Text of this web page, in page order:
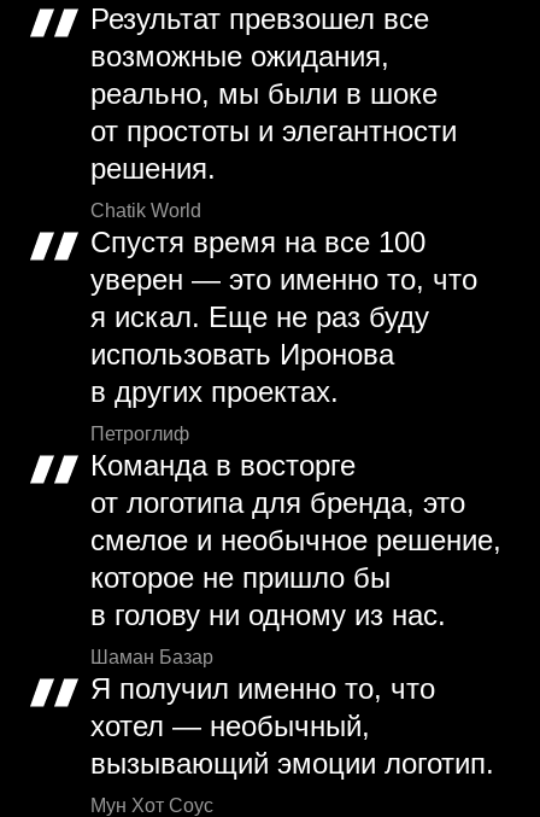
Результат превзошел все
возможные ожидания,
реально, мы были в шоке
от простоты и элегантности
решения.
Chatik World
Спустя время на все 100
уверен — это именно то, что
я искал. Еще не раз буду
использовать Иронова
в других проектах.
Петроглиф
Команда в восторге
от логотипа для бренда, это
смелое и необычное решение,
которое не пришло бы
в голову ни одному из нас.
Шаман Базар
Я получил именно то, что
хотел — необычный,
вызывающий эмоции логотип.
Мун Хот Соус